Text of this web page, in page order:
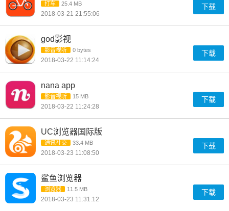
打车 25.4 MB
2018-03-21 21:55:06
下载
god影视
影音视听 0 bytes
2018-03-22 11:14:24
下载
nana app
影音视听 15 MB
2018-03-22 11:24:28
下载
UC浏览器国际版
通讯社交 33.4 MB
2018-03-23 11:08:50
下载
鲨鱼浏览器
浏览器 11.5 MB
2018-03-23 11:31:12
下载